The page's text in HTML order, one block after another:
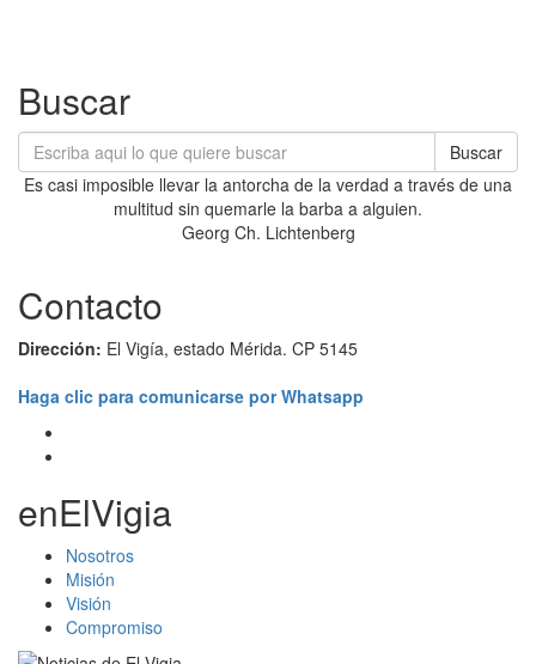
Buscar
Buscar
Es casi imposible llevar la antorcha de la verdad a través de una
multitud sin quemarle la barba a alguien.
Georg Ch. Lichtenberg
Contacto
Dirección: El Vigía, estado Mérida. CP 5145
Haga clic para comunicarse por Whatsapp
enElVigia
Nosotros
Misión
Visión
Compromiso